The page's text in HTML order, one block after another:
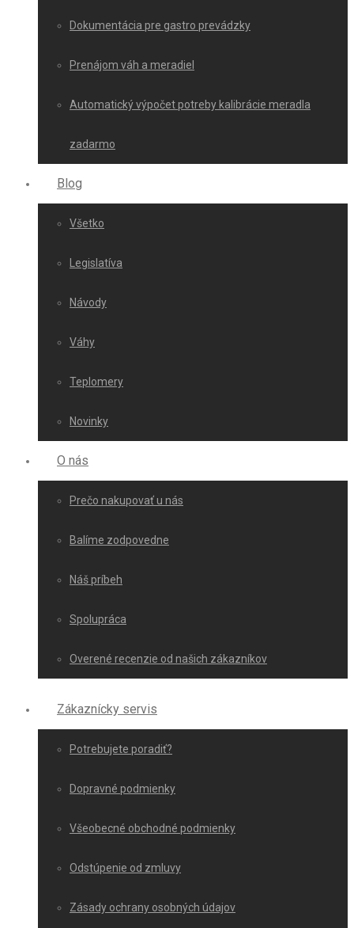
Dokumentácia pre gastro prevádzky
Prenájom váh a meradiel
Automatický výpočet potreby kalibrácie meradla
zadarmo
Blog
Všetko
Legislatíva
Návody
Váhy
Teplomery
Novinky
O nás
Prečo nakupovať u nás
Balíme zodpovedne
Náš príbeh
Spolupráca
Overené recenzie od našich zákazníkov
Zákaznícky servis
Potrebujete poradiť?
Dopravné podmienky
Všeobecné obchodné podmienky
Odstúpenie od zmluvy
Zásady ochrany osobných údajov